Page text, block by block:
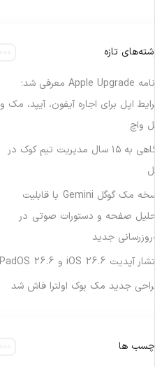
نوشته‌های تازه
برنامه Apple Upgrade معرفی شد؛
شرایط اپل برای اجاره آیفون، آیپد، مک و
اپل واچ
نگاهی به ۱۵ سال مدیریت تیم کوک در
اپل
نسخه مک گوگل Gemini با قابلیت
تحلیل صفحه و دستورات صوتی در
به‌روزرسانی جدید
انتشار آپدیت iOS 26.6 و iPadOS 26.6
طراحی جدید مک بوک اولترا فاش شد
برچسب ها